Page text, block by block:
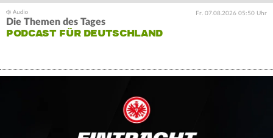
Fr. 07.08.2026 05:50 Uhr
Die Themen des Tages
PODCAST FÜR DEUTSCHLAND